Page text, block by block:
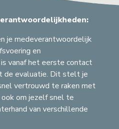
je medeverantwoordelijk
en
vanaf het eerste contact
evaluatie. Dit stelt je
vertrouwd te raken met
om jezelf snel te
van verschillende